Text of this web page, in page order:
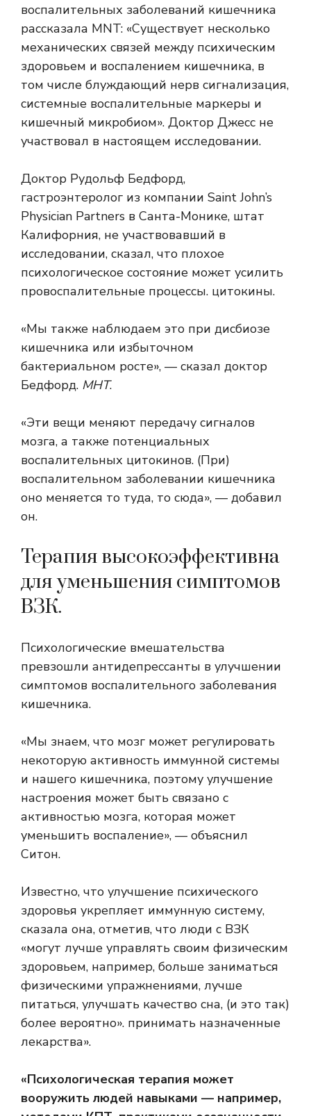
воспалительных заболеваний кишечника
рассказала MNT: «Существует несколько
механических связей между психическим
здоровьем и воспалением кишечника, в
том числе блуждающий нерв сигнализация,
системные воспалительные маркеры и
кишечный микробиом». Доктор Джесс не
участвовал в настоящем исследовании.
Доктор Рудольф Бедфорд,
гастроэнтеролог из компании Saint John’s
Physician Partners в Санта-Монике, штат
Калифорния, не участвовавший в
исследовании, сказал, что плохое
психологическое состояние может усилить
провоспалительные процессы. цитокины.
«Мы также наблюдаем это при дисбиозе
кишечника или избыточном
бактериальном росте», — сказал доктор
Бедфорд. МНТ.
«Эти вещи меняют передачу сигналов
мозга, а также потенциальных
воспалительных цитокинов. (При)
воспалительном заболевании кишечника
оно меняется то туда, то сюда», — добавил
он.
Терапия высокоэффективна
для уменьшения симптомов
ВЗК.
Психологические вмешательства
превзошли антидепрессанты в улучшении
симптомов воспалительного заболевания
кишечника.
«Мы знаем, что мозг может регулировать
некоторую активность иммунной системы
и нашего кишечника, поэтому улучшение
настроения может быть связано с
активностью мозга, которая может
уменьшить воспаление», — объяснил
Ситон.
Известно, что улучшение психического
здоровья укрепляет иммунную систему,
сказала она, отметив, что люди с ВЗК
«могут лучше управлять своим физическим
здоровьем, например, больше заниматься
физическими упражнениями, лучше
питаться, улучшать качество сна, (и это так)
более вероятно». принимать назначенные
лекарства».
«Психологическая терапия может
вооружить людей навыками — например,